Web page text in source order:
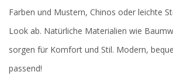
Farben und Mustern, Chinos oder leichte
Look ab. Natürliche Materialien wie
sorgen für Komfort und Stil. Modern,
passend!